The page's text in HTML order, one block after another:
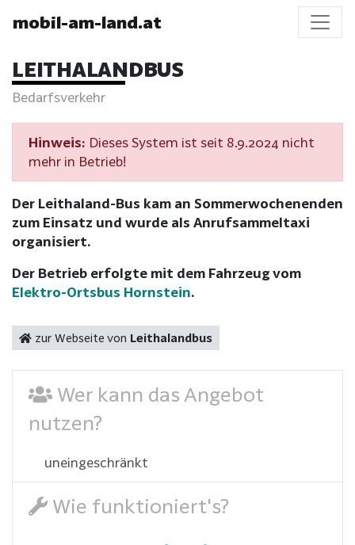
mobil-am-land.at
LEITHALANDBUS
Bedarfsverkehr
Hinweis: Dieses System ist seit 8.9.2024 nicht
mehr in Betrieb!
Der Leithaland-Bus kam an Sommerwochenenden
zum Einsatz und wurde als Anrufsammeltaxi
organisiert.
Der Betrieb erfolgte mit dem Fahrzeug vom
Elektro-Ortsbus Hornstein.
zur Webseite von Leithalandbus
Wer kann das Angebot
nutzen?
uneingeschränkt
Wie funktioniert's?